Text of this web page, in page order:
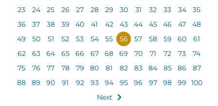
23
24 25 26 27 28 29 30 31 32 33 34
35
36
37 38 39 40 41 42 43 44 45 46 47
48
49
50 51 52 53 54 55 56 57 58 59 60
61
62
63 64 65 66 67 68 69 70 71 72 73
74
75
76 77 78 79 80 81 82 83 84 85 86
87
88
89 90 91 92 93 94 95 96 97 98 99
100
Next